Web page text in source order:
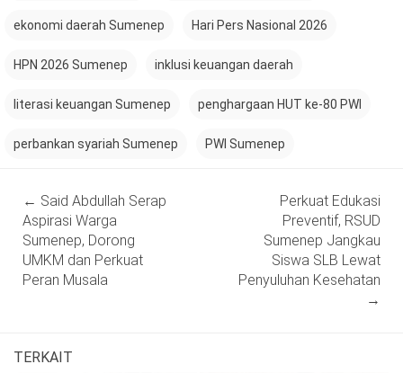
ekonomi daerah Sumenep Hari Pers Nasional 2026
HPN 2026 Sumenep inklusi keuangan daerah
literasi keuangan Sumenep penghargaan HUT ke-80 PWI
perbankan syariah Sumenep PWI Sumenep
navigation
← Said Abdullah Serap
Aspirasi Warga
Sumenep, Dorong
UMKM dan Perkuat
Peran Musala
Perkuat Edukasi
Preventif, RSUD
Sumenep Jangkau
Siswa SLB Lewat
Penyuluhan Kesehatan
→
TERKAIT